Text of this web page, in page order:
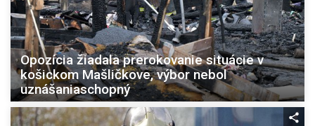
Opozícia žiadala prerokovanie situácie v
košickom Mašličkove, výbor nebol
uznášaniaschopný